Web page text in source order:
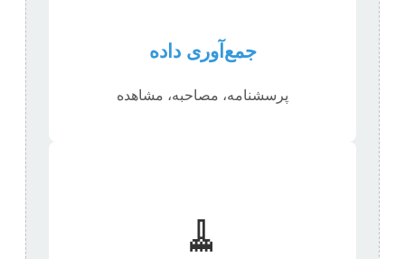
جمع‌آوری داده
پرسشنامه، مصاحبه، مشاهده
🧹